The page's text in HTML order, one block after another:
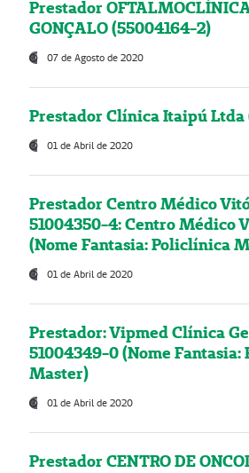
Prestador
GONÇALO (55004164-2)
07 de Agosto de 2020
Prestador Clínica Itaipú Ltda
01 de Abril de 2020
Prestador Centro Médico
51004350-4: Centro Médico
(Nome Fantasia: Policlínica
01 de Abril de 2020
Prestador: Vipmed Clínica
51004349-0 (Nome
Master)
01 de Abril de 2020
Prestador CENTRO DE